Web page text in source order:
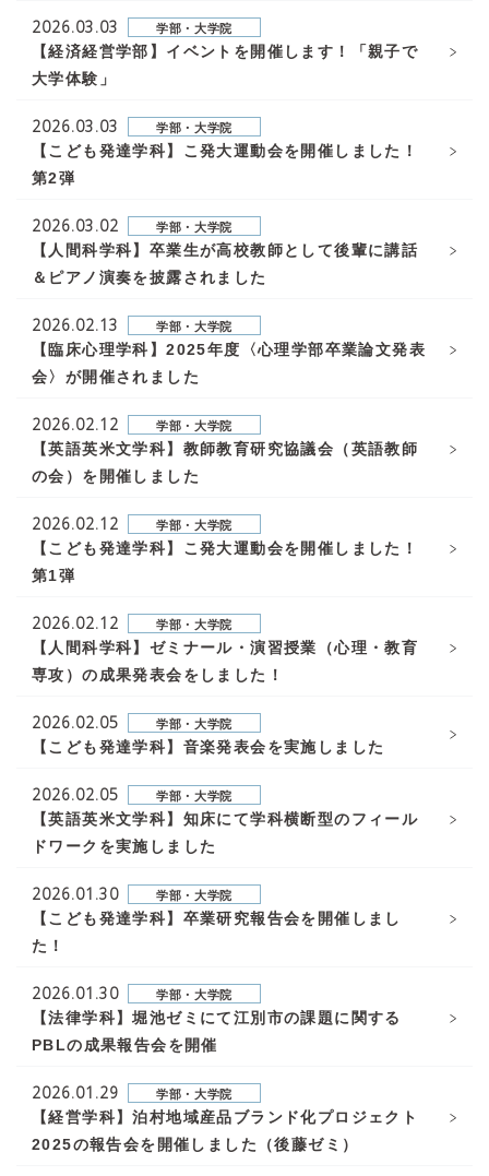
2026.03.03 学部・大学院
【経済経営学部】イベントを開催します！「親子で
大学体験」
2026.03.03 学部・大学院
【こども発達学科】こ発大運動会を開催しました！
第2弾
2026.03.02 学部・大学院
【人間科学科】卒業生が高校教師として後輩に講話
＆ピアノ演奏を披露されました
2026.02.13 学部・大学院
【臨床心理学科】2025年度〈心理学部卒業論文発表
会〉が開催されました
2026.02.12 学部・大学院
【英語英米文学科】教師教育研究協議会（英語教師
の会）を開催しました
2026.02.12 学部・大学院
【こども発達学科】こ発大運動会を開催しました！
第1弾
2026.02.12 学部・大学院
【人間科学科】ゼミナール・演習授業（心理・教育
専攻）の成果発表会をしました！
2026.02.05 学部・大学院
【こども発達学科】音楽発表会を実施しました
2026.02.05 学部・大学院
【英語英米文学科】知床にて学科横断型のフィール
ドワークを実施しました
2026.01.30 学部・大学院
【こども発達学科】卒業研究報告会を開催しまし
た！
2026.01.30 学部・大学院
【法律学科】堀池ゼミにて江別市の課題に関する
PBLの成果報告会を開催
2026.01.29 学部・大学院
【経営学科】泊村地域産品ブランド化プロジェクト
2025の報告会を開催しました（後藤ゼミ）